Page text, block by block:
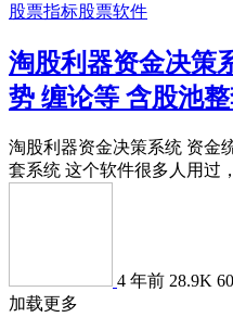
股票指标股票软件
淘股利器资金决策
势 缠论等 含股池
淘股利器资金决策系统 资金
套系统 这个软件很多人用过
4 年前 28.9K 60
加载更多